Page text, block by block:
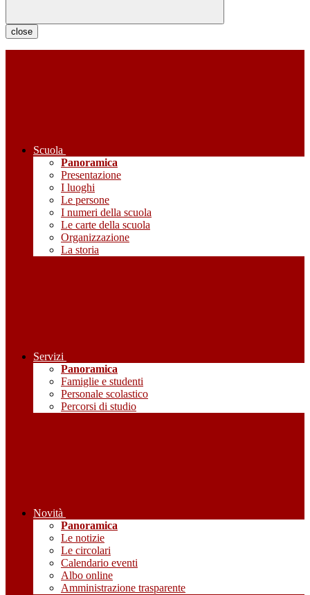
close
Scuola
Panoramica
Presentazione
I luoghi
Le persone
I numeri della scuola
Le carte della scuola
Organizzazione
La storia
Servizi
Panoramica
Famiglie e studenti
Personale scolastico
Percorsi di studio
Novità
Panoramica
Le notizie
Le circolari
Calendario eventi
Albo online
Amministrazione trasparente